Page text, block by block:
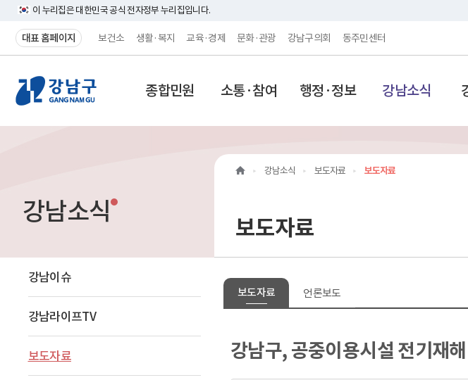
이 누리집은 대한민국 공식 전자정부 누리집입니다.
대표 홈페이지 보건소 생활·복지 교육·경제 문화·관광 강남구의회 동주민센터
강
남
페
이
지
메
인
이
동
종합민원 소통·참여 행정·정보 강남소식
강남소식
강남이슈
강남라이프TV
보도자료
강남소식 보도자료 보도자료
보도자료
보도자료 언론보도
강남구, 공중이용시설 전기재